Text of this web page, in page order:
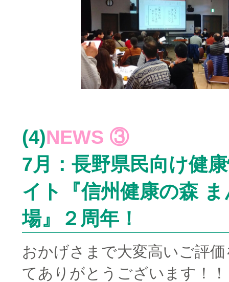
(4)NEWS ③
7月：長野県民向け健
イト『信州健康の森
場』２周年！
おかげさまで大変高いご評
てありがとうございます！！